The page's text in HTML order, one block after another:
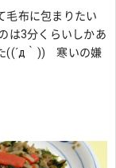
毛布に包まりたい
は3分くらいしかあ
((´д｀)) 寒いの嫌